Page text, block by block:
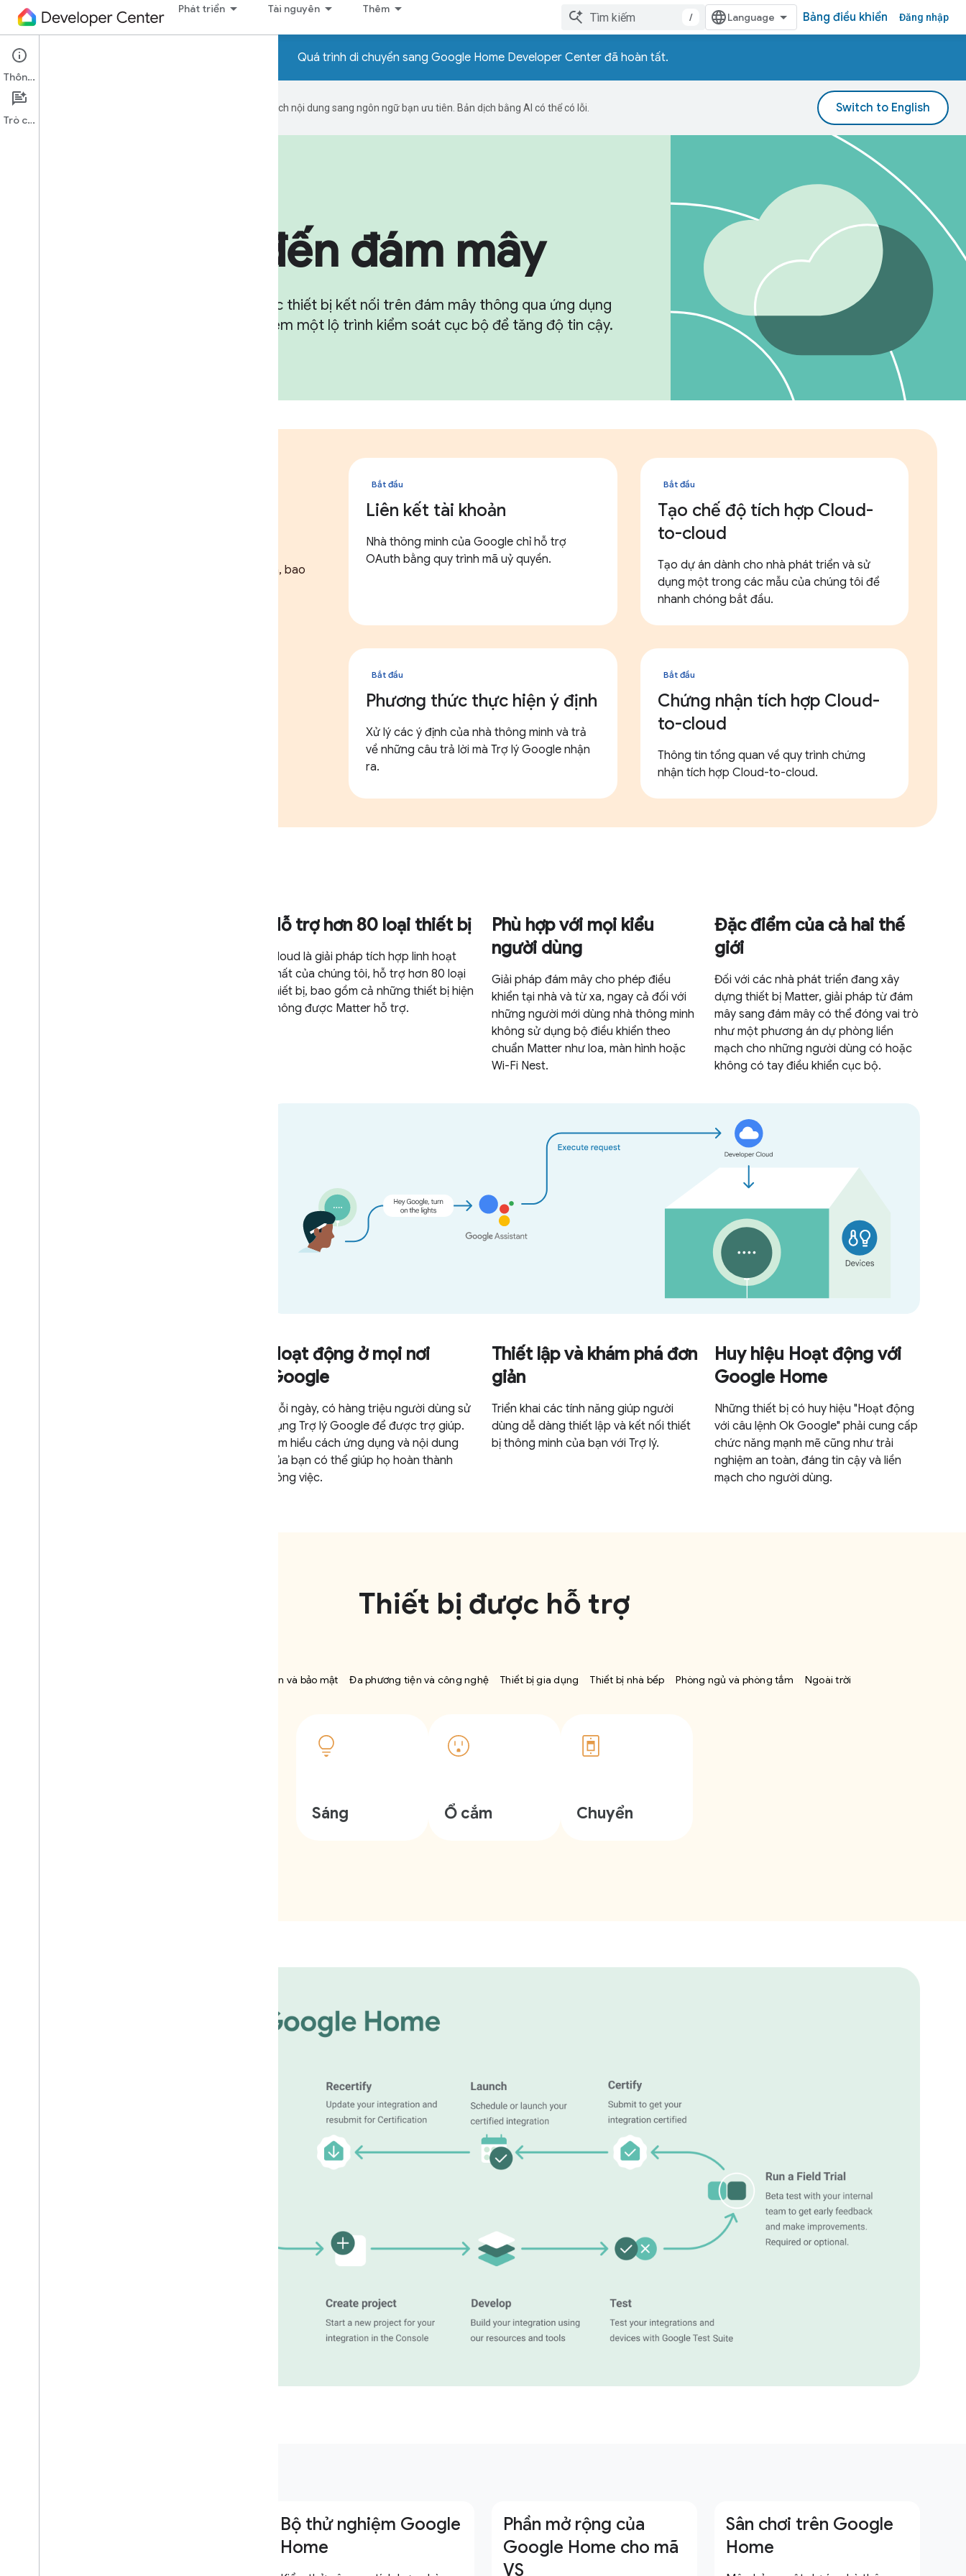
Phát triển Tài nguyên Thêm
/ Bảng điều khiển Đăng nhập
Quá trình di chuyển sang Google Home Developer Center đã hoàn tất.
Google sử dụng công nghệ AI để dịch nội dung sang ngôn ngữ bạn ưu tiên. Bản dịch bằng AI có thể có lỗi.
Đám mây đến đám mây
Cho phép người dùng điều khiển các thiết bị kết nối trên đám mây thông qua ứng dụng
Google Home và Trợ lý Google. Thêm một lộ trình kiểm soát cục bộ để tăng độ tin cậy.
Các tài nguyên cần thiết để bắt đầu dự án, bao
Bắt đầu
Liên kết tài khoản
Nhà thông minh của Google chỉ hỗ trợ
OAuth bằng quy trình mã uỷ quyền.
Bắt đầu
Tạo chế độ tích hợp Cloud-
to-cloud
Tạo dự án dành cho nhà phát triển và sử
dụng một trong các mẫu của chúng tôi để
nhanh chóng bắt đầu.
Bắt đầu
Phương thức thực hiện ý định
Xử lý các ý định của nhà thông minh và trả
về những câu trả lời mà Trợ lý Google nhận
ra.
Bắt đầu
Chứng nhận tích hợp Cloud-
to-cloud
Thông tin tổng quan về quy trình chứng
nhận tích hợp Cloud-to-cloud.
Hỗ trợ hơn 80 loại thiết bị
Cloud là giải pháp tích hợp linh hoạt
nhất của chúng tôi, hỗ trợ hơn 80 loại
thiết bị, bao gồm cả những thiết bị hiện
không được Matter hỗ trợ.
Phù hợp với mọi kiểu
người dùng
Giải pháp đám mây cho phép điều
khiển tại nhà và từ xa, ngay cả đối với
những người mới dùng nhà thông minh
không sử dụng bộ điều khiển theo
chuẩn Matter như loa, màn hình hoặc
Wi-Fi Nest.
Đặc điểm của cả hai thế
giới
Đối với các nhà phát triển đang xây
dựng thiết bị Matter, giải pháp từ đám
mây sang đám mây có thể đóng vai trò
như một phương án dự phòng liền
mạch cho những người dùng có hoặc
không có tay điều khiển cục bộ.
Hoạt động ở mọi nơi
Google
Mỗi ngày, có hàng triệu người dùng sử
dụng Trợ lý Google để được trợ giúp.
Tìm hiểu cách ứng dụng và nội dung
của bạn có thể giúp họ hoàn thành
công việc.
Thiết lập và khám phá đơn
giản
Triển khai các tính năng giúp người
dùng dễ dàng thiết lập và kết nối thiết
bị thông minh của bạn với Trợ lý.
Huy hiệu Hoạt động với
Google Home
Những thiết bị có huy hiệu "Hoạt động
với câu lệnh Ok Google" phải cung cấp
chức năng mạnh mẽ cũng như trải
nghiệm an toàn, đáng tin cậy và liền
mạch cho người dùng.
Bộ thử nghiệm Google
Home
Phần mở rộng của
Google Home cho mã
VS
Sân chơi trên Google
Home
Thông tin
Trò chuyện